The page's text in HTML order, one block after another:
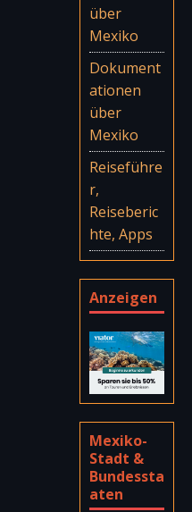
über
Mexiko
Dokument
ationen
über
Mexiko
Reiseführe
r,
Reiseberic
hte, Apps
Anzeigen
Mexiko-
Stadt &
Bundessta
aten